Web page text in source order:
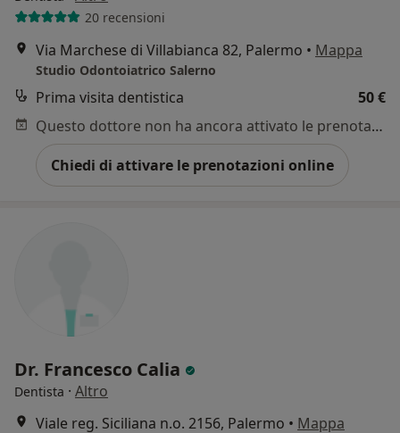
20 recensioni
Via Marchese di Villabianca 82, Palermo • Mappa
Studio Odontoiatrico Salerno
Prima visita dentistica
50 €
Questo dottore non ha ancora attivato le prenotazioni online presso questo indirizzo.
Chiedi di attivare le prenotazioni online
Dr. Francesco Calia
Dentista · Altro
Viale reg. Siciliana n.o. 2156, Palermo • Mappa